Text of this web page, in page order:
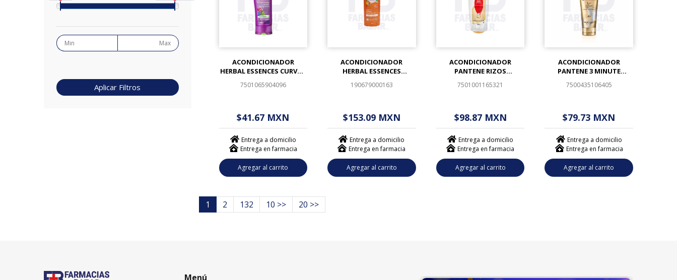
Aplicar Filtros
ACONDICIONADOR
HERBAL ESSENCES CURVAS
7501065904096
$41.67 MXN
Entrega a domicilio
Entrega en farmacia
Agregar al carrito
ACONDICIONADOR
HERBAL ESSENCES
190679000163
$153.09 MXN
Entrega a domicilio
Entrega en farmacia
Agregar al carrito
ACONDICIONADOR
PANTENE RIZOS
VITAMINAS 400ML
7501001165321
$98.87 MXN
Entrega a domicilio
Entrega en farmacia
Agregar al carrito
ACONDICIONADOR
PANTENE 3 MINUTE
170ML
7500435106405
$79.73 MXN
Entrega a domicilio
Entrega en farmacia
Agregar al carrito
1 2 132 10 >> 20 >>
Menú